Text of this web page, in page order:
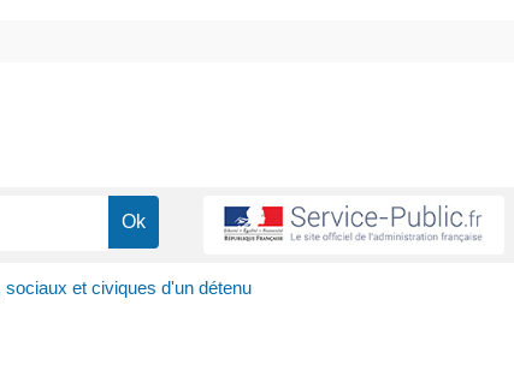
et civiques d'un détenu